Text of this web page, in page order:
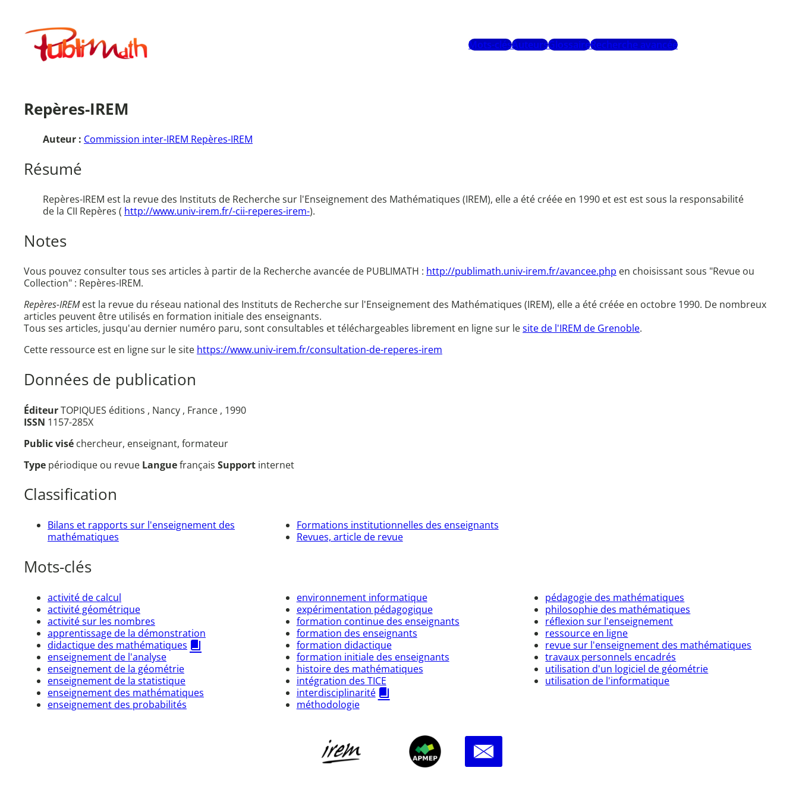
contenuPublimath
Mots-clésAuteursGlossaireRecherche avancée
Repères-IREM
Auteur : Commission inter-IREM Repères-IREM
Résumé
Repères-IREM est la revue des Instituts de Recherche sur l'Enseignement des Mathématiques (IREM), elle a été créée en 1990 et est est sous la responsabilité
de la CII Repères ( http://www.univ-irem.fr/-cii-reperes-irem-).
Notes
Vous pouvez consulter tous ses articles à partir de la Recherche avancée de PUBLIMATH : http://publimath.univ-irem.fr/avancee.php en choisissant sous "Revue ou
Collection" : Repères-IREM.
Repères-IREMest la revue du réseau national des Instituts de Recherche sur l'Enseignement des Mathématiques (IREM), elle a été créée en octobre 1990. De nombreux
articles peuvent être utilisés en formation initiale des enseignants.
Tous ses articles, jusqu'au dernier numéro paru, sont consultables et téléchargeables librement en ligne sur lesite de l'IREM de Grenoble.
Cette ressource est en ligne sur le site https://www.univ-irem.fr/consultation-de-reperes-irem
Données de publication
ÉditeurTOPIQUES éditions , Nancy , France , 1990
ISSN 1157-285X
Public visé chercheur, enseignant, formateur
Type périodique ou revue Languefrançais Support internet
Classification
Bilans et rapports sur l'enseignement des
mathématiques
Formations institutionnelles des enseignants
Revues, article de revue
Mots-clés
activité de calcul
activité géométrique
activité sur les nombres
apprentissage de la démonstration
didactique des mathématiques
enseignement de l'analyse
enseignement de la géométrie
enseignement de la statistique
enseignement des mathématiques
enseignement des probabilités
environnement informatique
expérimentation pédagogique
formation continue des enseignants
formation des enseignants
formation didactique
formation initiale des enseignants
histoire des mathématiques
intégration des TICE
interdisciplinarité
méthodologie
pédagogie des mathématiques
philosophie des mathématiques
réflexion sur l'enseignement
ressource en ligne
revue sur l'enseignement des mathématiques
travaux personnels encadrés
utilisation d'un logiciel de géométrie
utilisation de l'informatique